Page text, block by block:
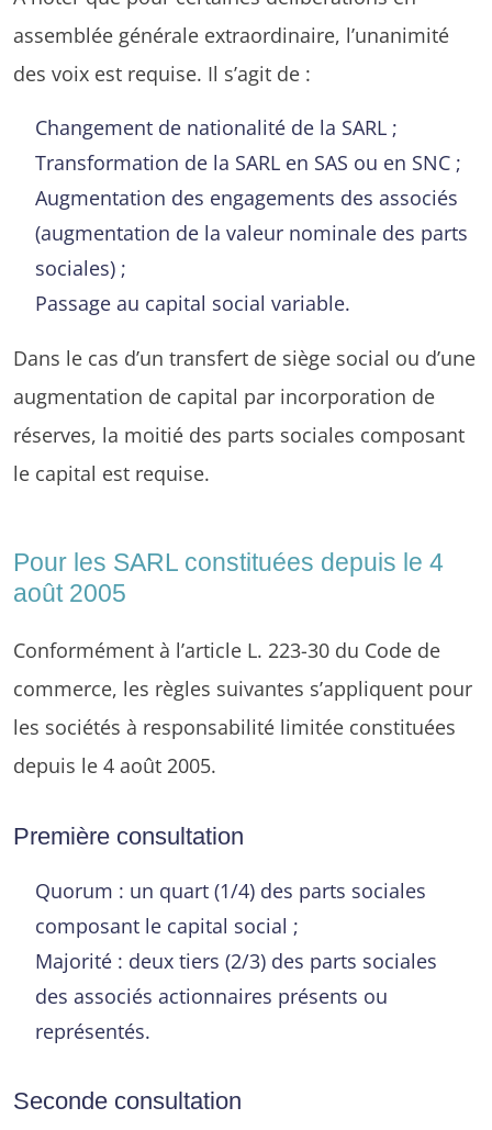
assemblée générale extraordinaire, l’unanimité
des voix est requise. Il s’agit de :
Changement de nationalité de la SARL ;
Transformation de la SARL en SAS ou en SNC ;
Augmentation des engagements des associés
(augmentation de la valeur nominale des parts
sociales) ;
Passage au capital social variable.
Dans le cas d’un transfert de siège social ou d’une
augmentation de capital par incorporation de
réserves, la moitié des parts sociales composant
le capital est requise.
Pour les SARL constituées depuis le 4
août 2005
Conformément à l’article L. 223-30 du Code de
commerce, les règles suivantes s’appliquent pour
les sociétés à responsabilité limitée constituées
depuis le 4 août 2005.
Première consultation
Quorum : un quart (1/4) des parts sociales
composant le capital social ;
Majorité : deux tiers (2/3) des parts sociales
des associés actionnaires présents ou
représentés.
Seconde consultation